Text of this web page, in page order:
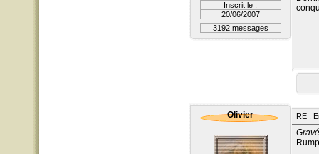
Inscrit le :
20/06/2007
3192 messages
Olivier RE :